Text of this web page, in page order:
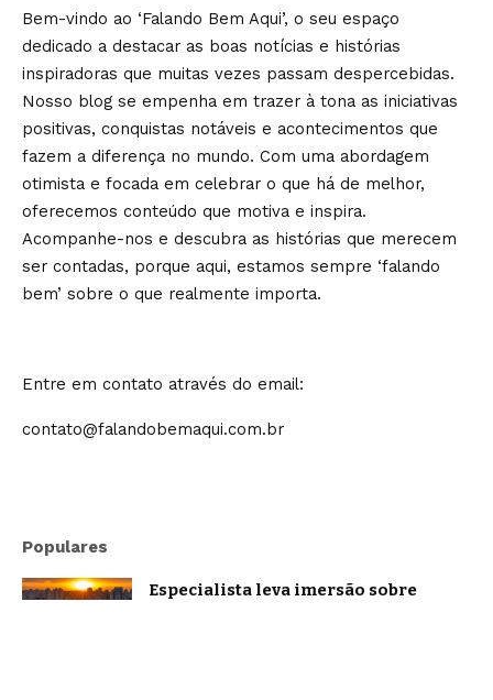
Bem-vindo ao ‘Falando Bem Aqui’, o seu espaço
dedicado a destacar as boas notícias e histórias
inspiradoras que muitas vezes passam despercebidas.
Nosso blog se empenha em trazer à tona as iniciativas
positivas, conquistas notáveis e acontecimentos que
fazem a diferença no mundo. Com uma abordagem
otimista e focada em celebrar o que há de melhor,
oferecemos conteúdo que motiva e inspira.
Acompanhe-nos e descubra as histórias que merecem
ser contadas, porque aqui, estamos sempre ‘falando
bem’ sobre o que realmente importa.
Entre em contato através do email:
contato@falandobemaqui.com.br
Populares
Especialista leva imersão sobre